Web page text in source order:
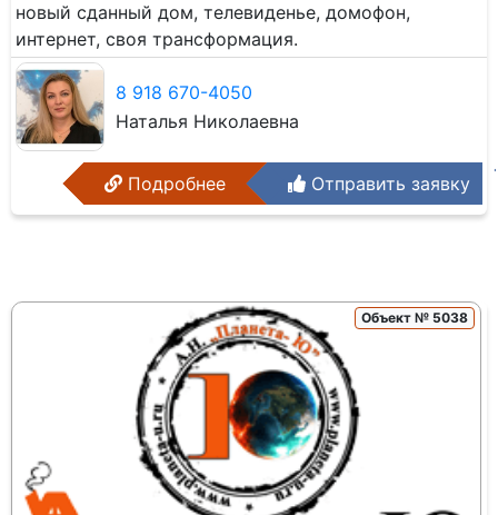
новый сданный дом, телевиденье, домофон,
интернет, своя трансформация.
8 918 670-4050
Наталья Николаевна
Подробнее Отправить заявку
Объект № 5038